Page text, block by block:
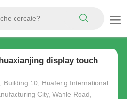
display touch
Building 10, Huafeng International
City, Wanle Road,